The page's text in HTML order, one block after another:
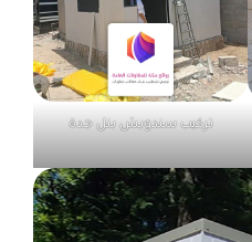
تركيب سندويش بنل جدة